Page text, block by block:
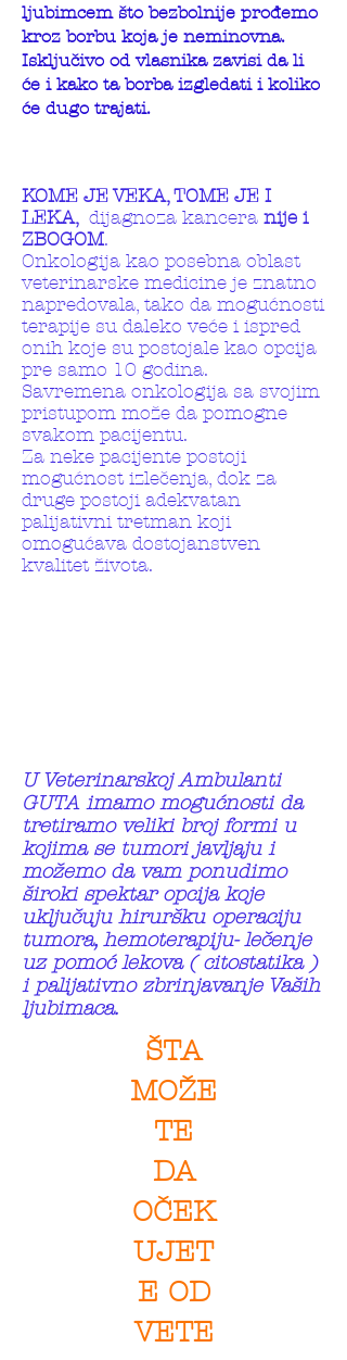
ljubimcem što bezbolnije prođemo
kroz borbu koja je neminovna.
Isključivo od vlasnika zavisi da li
će i kako ta borba izgledati i koliko
će dugo trajati.
KOME JE VEKA, TOME JE I
LEKA, dijagnoza kancera nije i
ZBOGOM.
Onkologija kao posebna oblast
veterinarske medicine je znatno
napredovala, tako da mogućnosti
terapije su daleko veće i ispred
onih koje su postojale kao opcija
pre samo 10 godina.
Savremena onkologija sa svojim
pristupom može da pomogne
svakom pacijentu.
Za neke pacijente postoji
mogućnost izlečenja, dok za
druge postoji adekvatan
palijativni tretman koji
omogućava dostojanstven
kvalitet života.
U Veterinarskoj Ambulanti
GUTA imamo mogućnosti da
tretiramo veliki broj formi u
kojima se tumori javljaju i
možemo da vam ponudimo
široki spektar opcija koje
uključuju hiruršku operaciju
tumora, hemoterapiju- lečenje
uz pomoć lekova ( citostatika )
i palijativno zbrinjavanje Vaših
ljubimaca.
ŠTA
MOŽE
TE
DA
OČEK
UJET
E OD
VETE